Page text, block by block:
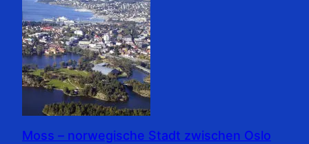
Moss – norwegische Stadt zwischen Oslo